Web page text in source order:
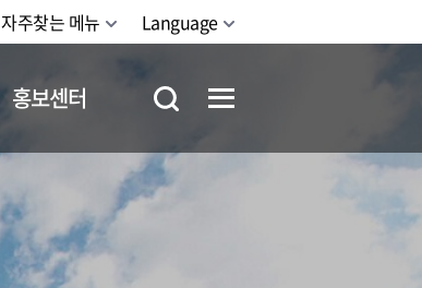
자주찾는 메뉴 Language
홍보센터